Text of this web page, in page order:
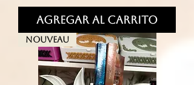
Agregar al carrito
Nouveau